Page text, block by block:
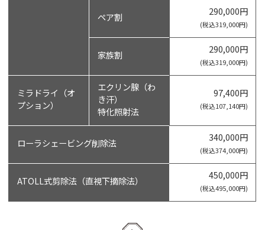
ペア割 290,000円
(税込319,000円)
家族割 290,000円
(税込319,000円)
ミラドライ（オ
プション）
エクリン腺（わ
き汗）
特化照射法
97,400円
(税込107,140円)
ローラシェービング削除法 340,000円
(税込374,000円)
ATOLL式剪除法（直視下摘除法） 450,000円
(税込495,000円)